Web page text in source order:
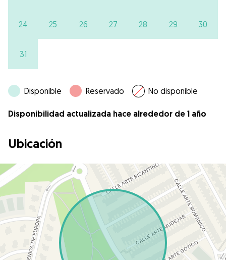
24 25 26 27 28 29 30
31
Disponible Reservado No disponible
Disponibilidad actualizada hace alrededor de 1 año
Ubicación